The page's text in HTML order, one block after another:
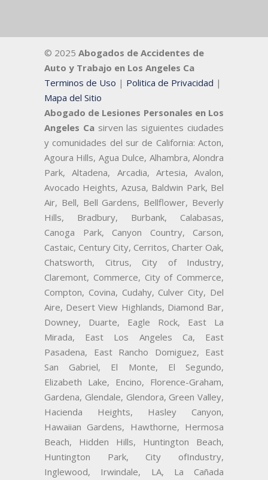
© 2025 Abogados de Accidentes de
Auto y Trabajo en Los Angeles Ca
Terminos de Uso | Politica de Privacidad |
Mapa del Sitio
Abogado de Lesiones Personales en Los
Angeles Casirven las siguientes ciudades
y comunidades del sur de California: Acton,
Agoura Hills, Agua Dulce, Alhambra, Alondra
Park, Altadena, Arcadia, Artesia, Avalon,
Avocado Heights, Azusa, Baldwin Park, Bel
Air, Bell, Bell Gardens, Bellflower, Beverly
Hills, Bradbury, Burbank, Calabasas,
Canoga Park, Canyon Country, Carson,
Castaic, Century City, Cerritos, Charter Oak,
Chatsworth, Citrus, City of Industry,
Claremont, Commerce, City of Commerce,
Compton, Covina, Cudahy, Culver City, Del
Aire, Desert View Highlands, Diamond Bar,
Downey, Duarte, Eagle Rock, East La
Mirada, East Los Angeles Ca, East
Pasadena, East Rancho Domiguez, East
San Gabriel, El Monte, El Segundo,
Elizabeth Lake, Encino, Florence-Graham,
Gardena, Glendale, Glendora, Green Valley,
Hacienda Heights, Hasley Canyon,
Hawaiian Gardens, Hawthorne, Hermosa
Beach, Hidden Hills, Huntington Beach,
Huntington Park, City ofIndustry,
Inglewood, Irwindale, LA, La Cañada